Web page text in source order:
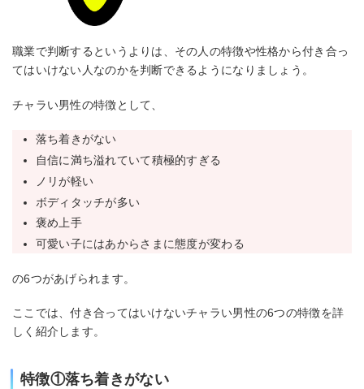
職業で判断するというよりは、その人の特徴や性格から付き合っ
てはいけない人なのかを判断できるようになりましょう。
チャラい男性の特徴として、
落ち着きがない
自信に満ち溢れていて積極的すぎる
ノリが軽い
ボディタッチが多い
褒め上手
可愛い子にはあからさまに態度が変わる
の6つがあげられます。
ここでは、付き合ってはいけないチャラい男性の6つの特徴を詳
しく紹介します。
特徴①落ち着きがない